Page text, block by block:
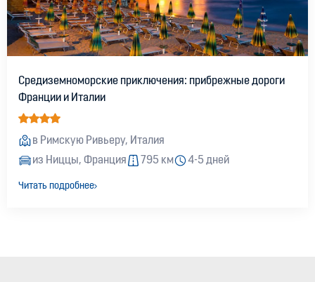
Средиземноморские приключения: прибрежные дороги
Франции и Италии
в Римскую Ривьеру, Италия
из Ниццы, Франция
795 км 4-5 дней
Читать подробнее